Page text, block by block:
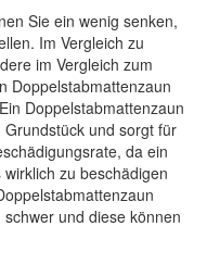
Sie ein wenig senken,
Im Vergleich zu
im Vergleich zum
Doppelstabmattenzaun
Doppelstabmattenzaun
und sorgt für
da ein
zu beschädigen
und diese können